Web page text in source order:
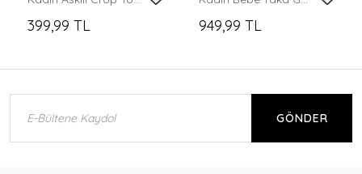
399,99 TL 949,99 TL
GÖNDER